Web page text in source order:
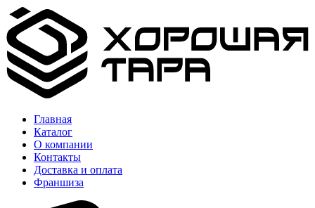
Главная
Каталог
О компании
Контакты
Доставка и оплата
Франшиза